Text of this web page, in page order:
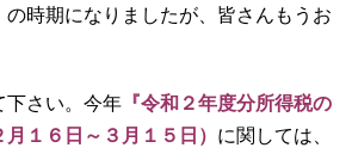
の時期になりましたが、皆さんもうお
下さい。今年 『令和２年度分所得税の
１６日～３月１５日） に関しては、